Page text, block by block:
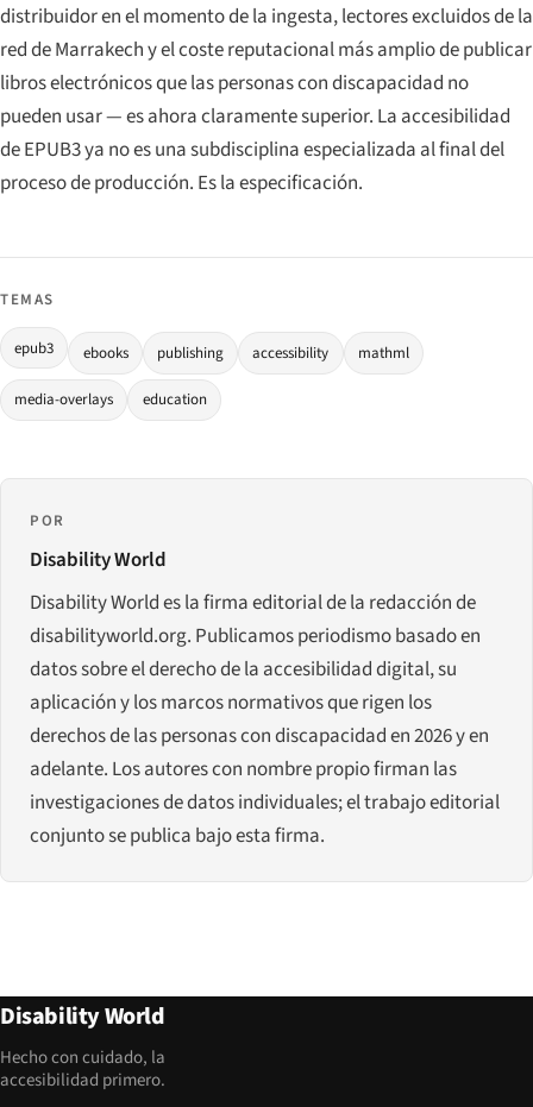
distribuidor en el momento de la ingesta, lectores excluidos de la
red de Marrakech y el coste reputacional más amplio de publicar
libros electrónicos que las personas con discapacidad no
pueden usar — es ahora claramente superior. La accesibilidad
de EPUB3 ya no es una subdisciplina especializada al final del
proceso de producción. Es la especificación.
TEMAS
epub3 ebooks publishing accessibility mathml
media-overlays education
POR
Disability World
Disability World es la firma editorial de la redacción de
disabilityworld.org. Publicamos periodismo basado en
datos sobre el derecho de la accesibilidad digital, su
aplicación y los marcos normativos que rigen los
derechos de las personas con discapacidad en 2026 y en
adelante. Los autores con nombre propio firman las
investigaciones de datos individuales; el trabajo editorial
conjunto se publica bajo esta firma.
Disability World
Hecho con cuidado, la
accesibilidad primero.